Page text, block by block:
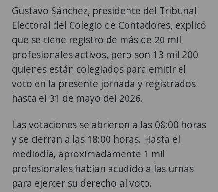
Gustavo Sánchez, presidente del Tribunal
Electoral del Colegio de Contadores, explicó
que se tiene registro de más de 20 mil
profesionales activos, pero son 13 mil 200
quienes están colegiados para emitir el
voto en la presente jornada y registrados
hasta el 31 de mayo del 2026.
Las votaciones se abrieron a las 08:00 horas
y se cierran a las 18:00 horas. Hasta el
mediodía, aproximadamente 1 mil
profesionales habían acudido a las urnas
para ejercer su derecho al voto.